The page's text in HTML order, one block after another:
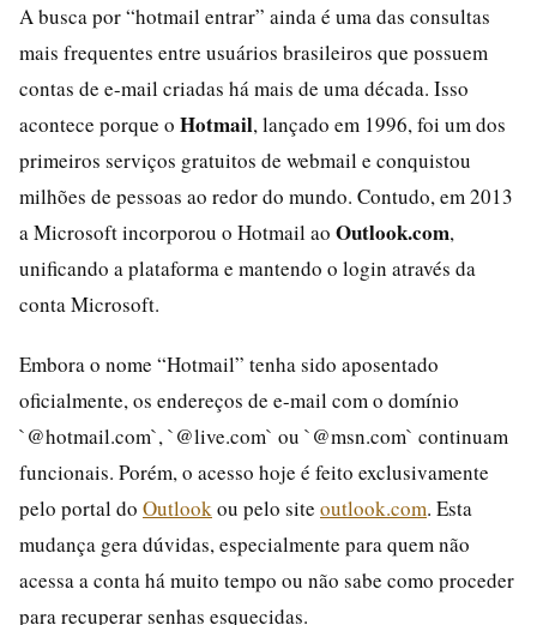
A busca por “hotmail entrar” ainda é uma das consultas
mais frequentes entre usuários brasileiros que possuem
contas de e-mail criadas há mais de uma década. Isso
acontece porque o Hotmail, lançado em 1996, foi um dos
primeiros serviços gratuitos de webmail e conquistou
milhões de pessoas ao redor do mundo. Contudo, em 2013
a Microsoft incorporou o Hotmail ao Outlook.com,
unificando a plataforma e mantendo o login através da
conta Microsoft.
Embora o nome “Hotmail” tenha sido aposentado
oficialmente, os endereços de e-mail com o domínio
`@hotmail.com`, `@live.com` ou `@msn.com` continuam
funcionais. Porém, o acesso hoje é feito exclusivamente
pelo portal do Outlook ou pelo site outlook.com. Esta
mudança gera dúvidas, especialmente para quem não
acessa a conta há muito tempo ou não sabe como proceder
para recuperar senhas esquecidas.